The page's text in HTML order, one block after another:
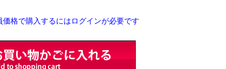
価格で購入するにはログインが必要です